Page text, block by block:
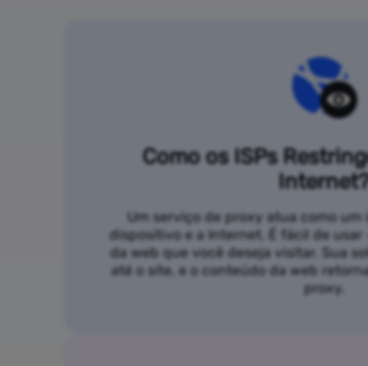
Como os ISPs
Um serviço de proxy atua como
dispositivo e a Internet. É fácil de
da web que você deseja visitar. Sua
até o site, e o conteúdo da web
proxy.